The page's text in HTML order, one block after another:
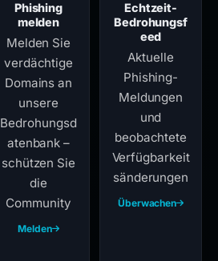
Phishing
melden
Melden Sie
verdächtige
Domains an
unsere
Bedrohungsd
atenbank –
schützen Sie
die
Community
Melden
Echtzeit-
Bedrohungsf
eed
Aktuelle
Phishing-
Meldungen
und
beobachtete
Verfügbarkeit
sänderungen
Überwachen